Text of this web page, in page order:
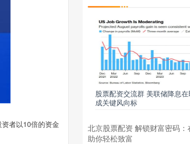
者以10倍的资金
股票配资交流群 美联储降息
成关键风向标
北京股票配资 解锁财富密码
助你轻松致富